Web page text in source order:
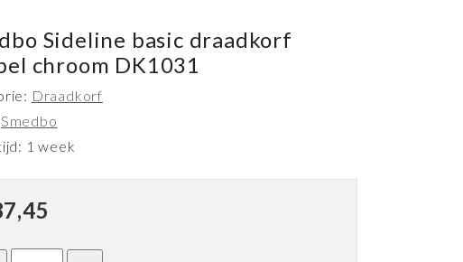
Sideline basic draadkorf
chroom DK1031
Draadkorf
Smedbo
1 week